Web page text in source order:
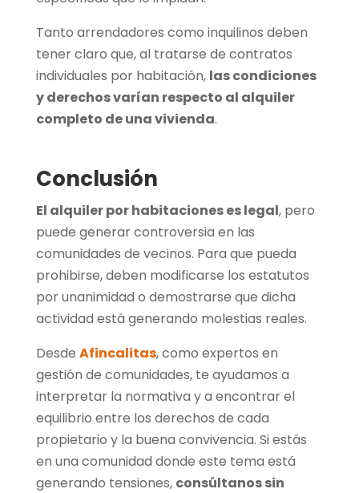
Tanto arrendadores como inquilinos deben
tener claro que, al tratarse de contratos
individuales por habitación, las condiciones
y derechos varían respecto al alquiler
completo de una vivienda.
Conclusión
El alquiler por habitaciones es legal, pero
puede generar controversia en las
comunidades de vecinos. Para que pueda
prohibirse, deben modificarse los estatutos
por unanimidad o demostrarse que dicha
actividad está generando molestias reales.
Desde Afincalitas, como expertos en
gestión de comunidades, te ayudamos a
interpretar la normativa y a encontrar el
equilibrio entre los derechos de cada
propietario y la buena convivencia. Si estás
en una comunidad donde este tema está
generando tensiones, consúltanos sin